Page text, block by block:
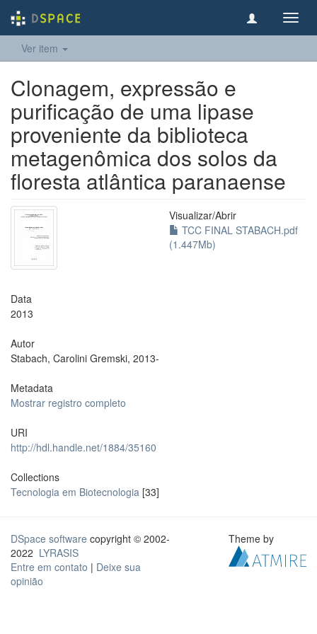
Ver item
Clonagem, expressão e
purificação de uma lipase
proveniente da biblioteca
metagenômica dos solos da
floresta atlântica paranaense
Visualizar/Abrir
TCC FINAL STABACH.pdf
(1.447Mb)
Data
2013
Autor
Stabach, Carolini Gremski, 2013-
Metadata
Mostrar registro completo
URI
http://hdl.handle.net/1884/35160
Collections
Tecnologia em Biotecnologia [33]
DSpace software copyright © 2002-
2022 LYRASIS
Entre em contato | Deixe sua
opinião
Theme by